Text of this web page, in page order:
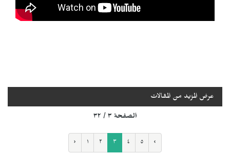
عرض المزيد من المقالات
الصفحة ٣ / ٣٢
‹ ١ ٢ ٣ ٤ ٥ ›